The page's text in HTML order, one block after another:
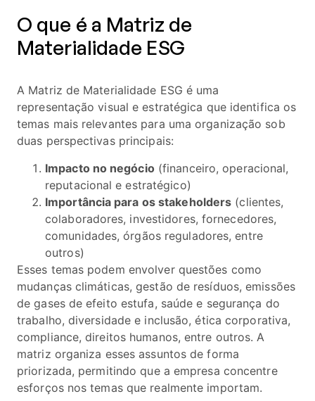
O que é a Matriz de
Materialidade ESG
A Matriz de Materialidade ESG é uma
representação visual e estratégica que identifica os
temas mais relevantes para uma organização sob
duas perspectivas principais:
Impacto no negócio(financeiro, operacional,
reputacional e estratégico)
Importância para os stakeholders (clientes,
colaboradores, investidores, fornecedores,
comunidades, órgãos reguladores, entre
outros)
Esses temas podem envolver questões como
mudanças climáticas, gestão de resíduos, emissões
de gases de efeito estufa, saúde e segurança do
trabalho, diversidade e inclusão, ética corporativa,
compliance, direitos humanos, entre outros. A
matriz organiza esses assuntos de forma
priorizada, permitindo que a empresa concentre
esforços nos temas que realmente importam.